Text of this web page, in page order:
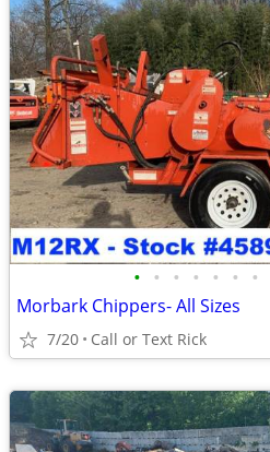
• • • • • • •
Morbark Chippers- All Sizes
7/20 Call or Text Rick